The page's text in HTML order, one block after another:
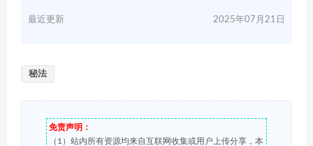
最近更新 2025年07月21日
秘法
免责声明：
（1）站内所有资源均来自互联网收集或用户上传分享，本